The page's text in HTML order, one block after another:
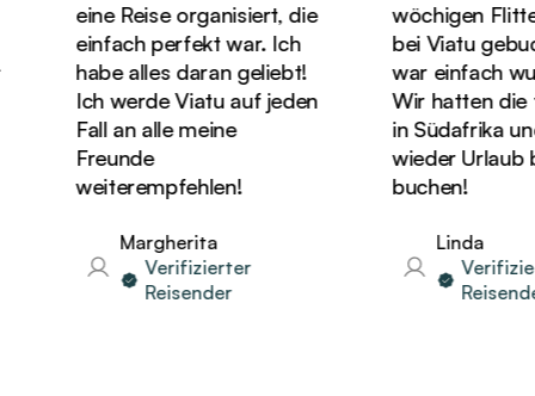
eine Reise organisiert, die
einfach perfekt war. Ich
habe alles daran geliebt!
Ich werde Viatu auf jeden
Fall an alle meine
Freunde
weiterempfehlen!
Margherita
Verifizierter
Reisender
wöchigen
bei Viatu
war einfach
Wir hatten die
in Südafrika
wieder Urlaub
buchen!
Linda
Reisender